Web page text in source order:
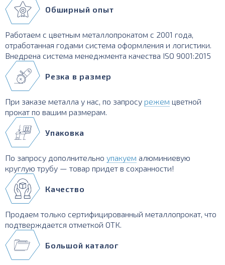
Обширный опыт
Работаем с цветным металлопрокатом с 2001 года,
отработанная годами система оформления и логистики.
Внедрена система менеджмента качества ISO 9001:2015
Резка в размер
При заказе металла у нас, по запросу режем цветной
прокат по вашим размерам.
Упаковка
По запросу дополнительно упакуем алюминиевую
круглую трубу — товар придет в сохранности!
Качество
Продаем только сертифицированный металлопрокат, что
подтверждается отметкой ОТК.
Большой каталог